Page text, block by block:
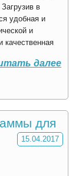
в
удобная и
и
качественная
далее
для
15.04.2017